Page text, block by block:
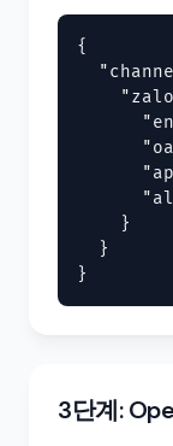
{
    }
  }
}
3단계: